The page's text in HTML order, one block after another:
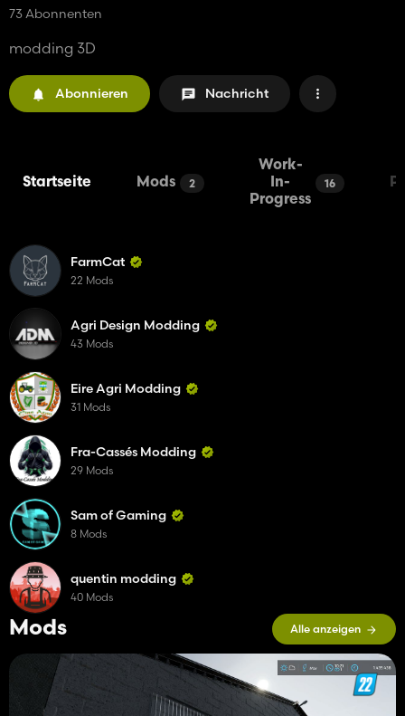
73 Abonnenten
modding 3D
Abonnieren Nachricht
Startseite Mods 2
Work-
In-
Progress
16
Mods Alle anzeigen
FarmCat
22 Mods
Agri Design Modding
43 Mods
Eire Agri Modding
31 Mods
Fra-Cassés Modding
29 Mods
Sam of Gaming
8 Mods
quentin modding
40 Mods